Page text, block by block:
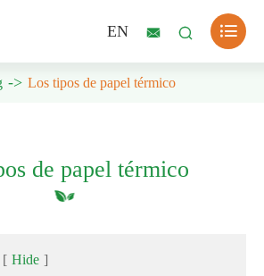
EN   
Los tipos de papel térmico
de papel térmico
[ Hide ]